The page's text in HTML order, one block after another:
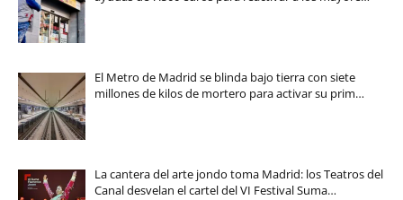
El Metro de Madrid se blinda bajo tierra con siete
millones de kilos de mortero para activar su prim…
La cantera del arte jondo toma Madrid: los Teatros del
Canal desvelan el cartel del VI Festival Suma…